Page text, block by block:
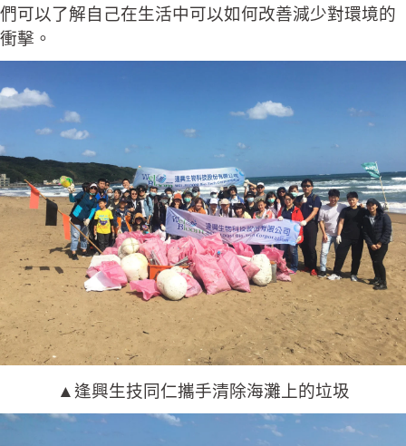
們可以了解自己在生活中可以如何改善減少對環境的
衝擊。
▲逢興生技同仁攜手清除海灘上的垃圾